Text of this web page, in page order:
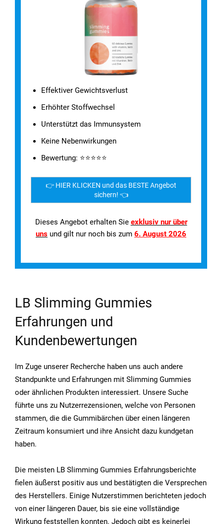
Effektiver Gewichtsverlust
Erhöhter Stoffwechsel
Unterstützt das Immunsystem
Keine Nebenwirkungen
Bewertung: ⭐⭐⭐⭐⭐
👉 HIER KLICKEN und das BESTE Angebot
sichern! 👈
Dieses Angebot erhalten Sie exklusiv nur über
uns und gilt nur noch bis zum 6. August 2026
LB Slimming Gummies
Erfahrungen und
Kundenbewertungen
Im Zuge unserer Recherche haben uns auch andere
Standpunkte und Erfahrungen mit Slimming Gummies
oder ähnlichen Produkten interessiert. Unsere Suche
führte uns zu Nutzerrezensionen, welche von Personen
stammen, die die Gummibärchen über einen längeren
Zeitraum konsumiert und ihre Ansicht dazu kundgetan
haben.
Die meisten LB Slimming Gummies Erfahrungsberichte
fielen äußerst positiv aus und bestätigten die Versprechen
des Herstellers. Einige Nutzerstimmen berichteten jedoch
von einer längeren Dauer, bis sie eine vollständige
Wirkung feststellen konnten. Jedoch gibt es keinerlei